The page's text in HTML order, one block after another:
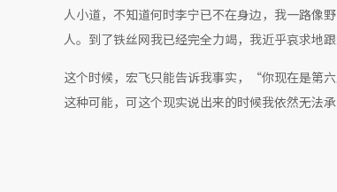
人小道，不知道何时李宁已不在身边，我一路像
人。到了铁丝网我已经完全力竭，我近乎哀求地
这个时候，宏飞只能告诉我事实，“你现在是第
这种可能，可这个现实说出来的时候我依然无法